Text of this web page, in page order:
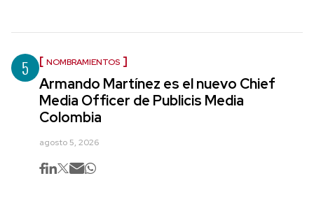
5 NOMBRAMIENTOS
Armando Martínez es el nuevo Chief
Media Officer de Publicis Media
Colombia
agosto 5, 2026